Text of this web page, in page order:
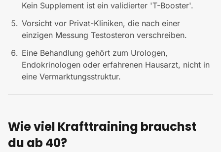
Kein Supplement ist ein validierter 'T-Booster'.
Vorsicht vor Privat-Kliniken, die nach einer
einzigen Messung Testosteron verschreiben.
Eine Behandlung gehört zum Urologen,
Endokrinologen oder erfahrenen Hausarzt, nicht in
eine Vermarktungsstruktur.
Wie viel Krafttraining brauchst
du ab 40?